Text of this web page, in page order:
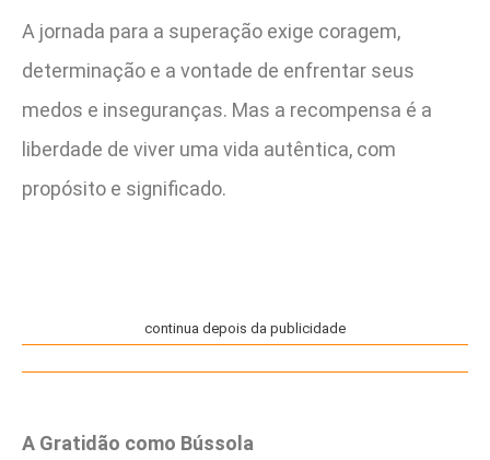
A jornada para a superação exige coragem,
determinação e a vontade de enfrentar seus
medos e inseguranças. Mas a recompensa é a
liberdade de viver uma vida autêntica, com
propósito e significado.
continua depois da publicidade
A Gratidão como Bússola